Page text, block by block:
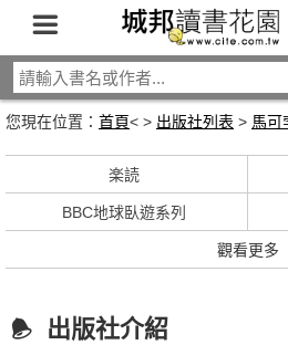
您現在位置： 首頁< > 出版社列表 > 馬可
楽読
BBC地球臥遊系列
觀看更多
出版社介紹